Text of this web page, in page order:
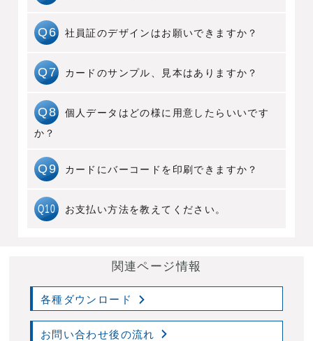
いいたします。
A5
はい、撮影者を派遣させていただきま
Q6 社員証のデザインはお願いできますか？
A6
はい、デザインの作成も承っておりま
Q7 カードのサンプル、見本はありますか？
A7
はい、ご用意がございます。印刷見本を
お送りいたします。
Q8
個人データはどの様に用意したらいいです
か？
A8
専用エクセルシートにご入力をお願いい
Q9 カードにバーコードを印刷できますか？
A9
はい、印刷できます。QRコードも印刷が
Q10 お支払い方法を教えてください。
す。ご納品後、ご請求書をお送り致します。
す。）
関連ページ情報
各種ダウンロード
お問い合わせ後の流れ